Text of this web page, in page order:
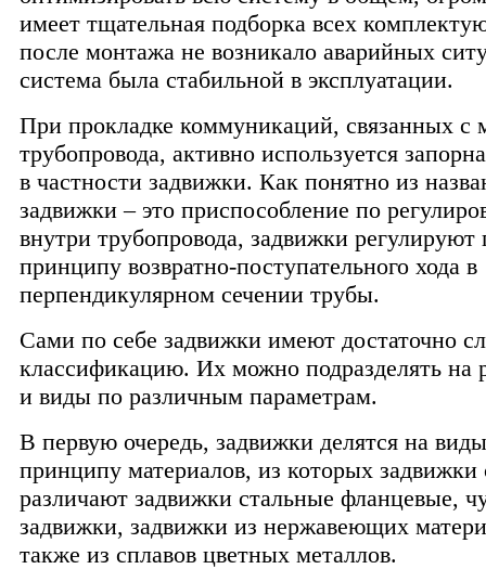
имеет тщательная подборка всех
после монтажа не возникало аварийных
система была стабильной в эксплуатации.
При прокладке коммуникаций, связанных с
трубопровода, активно используется
в частности задвижки. Как понятно из
задвижки – это приспособление по
внутри трубопровода, задвижки регулируют
принципу возвратно-поступательного хода в
перпендикулярном сечении трубы.
Сами по себе задвижки имеют достаточно
классификацию. Их можно подразделять на
и виды по различным параметрам.
В первую очередь, задвижки делятся на
принципу материалов, из которых задвижки
различают задвижки стальные фланцевые,
задвижки, задвижки из нержавеющих
также из сплавов цветных металлов.